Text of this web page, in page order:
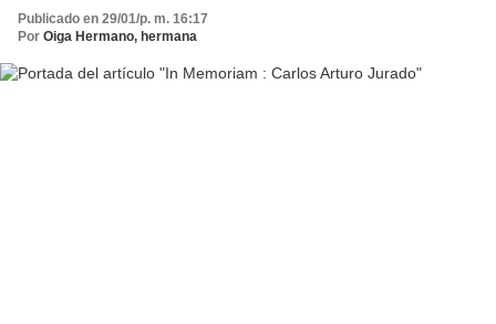
Publicado en 29/01/p. m. 16:17
Por Oiga Hermano, hermana